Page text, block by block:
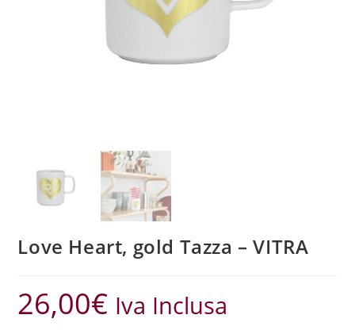
Love Heart, gold Tazza – VITRA
26,00€ Iva Inclusa